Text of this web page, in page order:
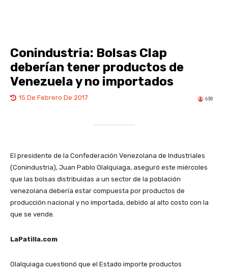
Conindustria: Bolsas Clap
deberían tener productos de
Venezuela y no importados
15 De Febrero De 2017 638
El presidente de la Confederación Venezolana de Industriales
(Conindustria), Juan Pablo Olalquiaga, aseguró este miércoles
que las bolsas distribuidas a un sector de la población
venezolana debería estar compuesta por productos de
producción nacional y no importada, debido al alto costo con la
que se vende.
LaPatilla.com
Olalquiaga cuestionó que el Estado importe productos